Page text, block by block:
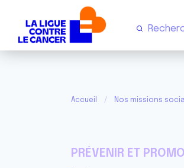
Accueil Nos missions
PRÉVENIR ET